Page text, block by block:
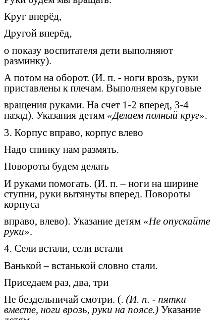
Круг вперёд,
Другой вперёд,
о показу воспитателя дети выполняют
разминку).
А потом на оборот. (И. п. - ноги врозь, руки
приставлены к плечам. Выполняем круговые
вращения руками. На счет 1-2 вперед, 3-4
назад). Указания детям «Делаем полный круг».
3. Корпус вправо, корпус влево
Надо спинку нам размять.
Повороты будем делать
И руками помогать. (И. п. – ноги на ширине
ступни, руки вытянуты вперед. Повороты
корпуса
вправо, влево). Указание детям «Не опускайте
руки».
4. Сели встали, сели встали
Ванькой – встанькой словно стали.
Приседаем раз, два, три
Не бездельничай смотри. (. (И. п. - пятки
вместе, ноги врозь, руки на поясе.) Указание